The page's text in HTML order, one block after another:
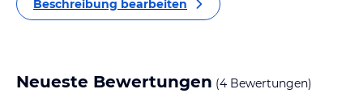
Beschreibung bearbeiten
Neueste Bewertungen (4 Bewertungen)